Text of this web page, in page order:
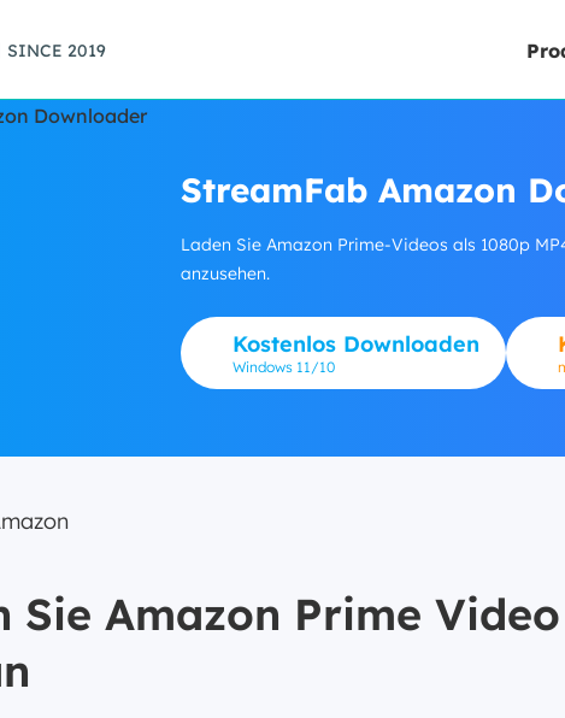
SINCE 2019
StreamFab Amazon
Laden Sie Amazon Prime-Videos als 1080p
anzusehen.
Kostenlos Downloaden
Windows 11/10
Sie Amazon Prime